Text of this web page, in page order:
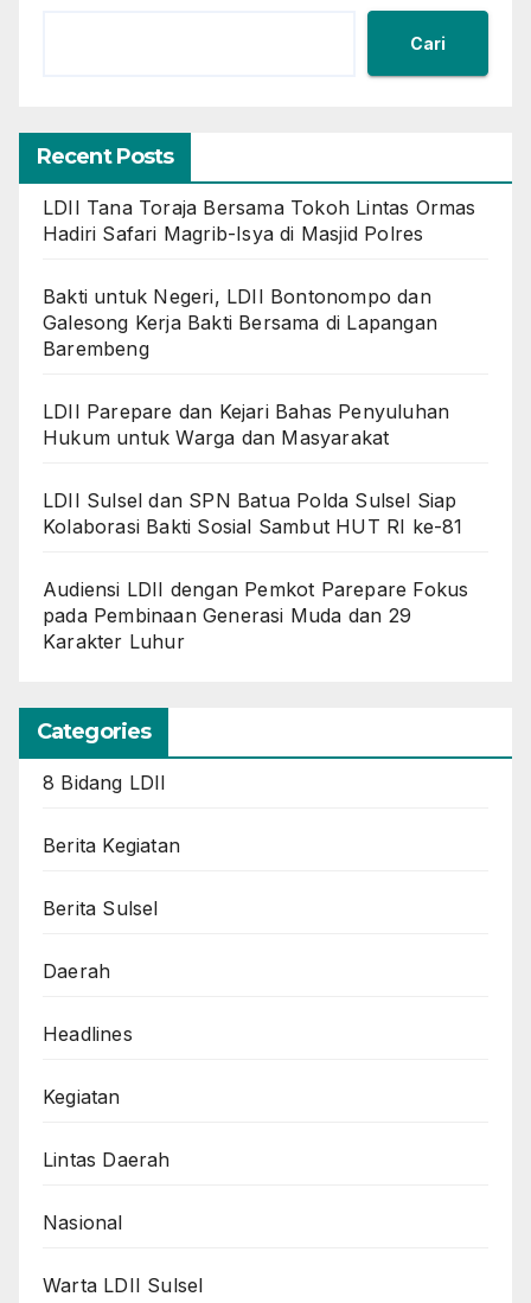
Cari
Recent Posts
LDII Tana Toraja Bersama Tokoh Lintas Ormas
Hadiri Safari Magrib-Isya di Masjid Polres
Bakti untuk Negeri, LDII Bontonompo dan
Galesong Kerja Bakti Bersama di Lapangan
Barembeng
LDII Parepare dan Kejari Bahas Penyuluhan
Hukum untuk Warga dan Masyarakat
LDII Sulsel dan SPN Batua Polda Sulsel Siap
Kolaborasi Bakti Sosial Sambut HUT RI ke-81
Audiensi LDII dengan Pemkot Parepare Fokus
pada Pembinaan Generasi Muda dan 29
Karakter Luhur
Categories
8 Bidang LDII
Berita Kegiatan
Berita Sulsel
Daerah
Headlines
Kegiatan
Lintas Daerah
Nasional
Warta LDII Sulsel